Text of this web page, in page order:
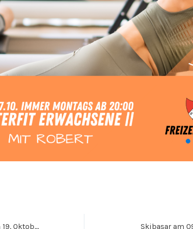
31. Brautmodenbazar am 19. Oktober 2024 Skibasar am